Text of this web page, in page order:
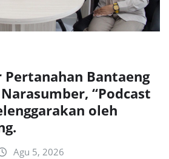
Pertanahan Bantaeng
“Podcast
oleh
Agu 5, 2026